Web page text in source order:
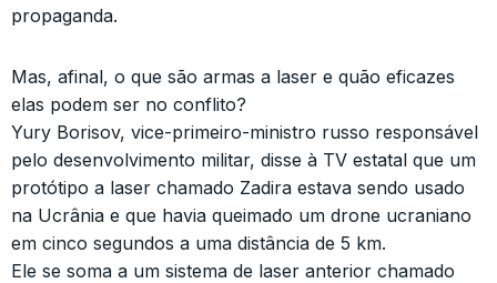
propaganda.
Mas, afinal, o que são armas a laser e quão eficazes
elas podem ser no conflito?
Yury Borisov, vice-primeiro-ministro russo responsável
pelo desenvolvimento militar, disse à TV estatal que um
protótipo a laser chamado Zadira estava sendo usado
na Ucrânia e que havia queimado um drone ucraniano
em cinco segundos a uma distância de 5 km.
Ele se soma a um sistema de laser anterior chamado